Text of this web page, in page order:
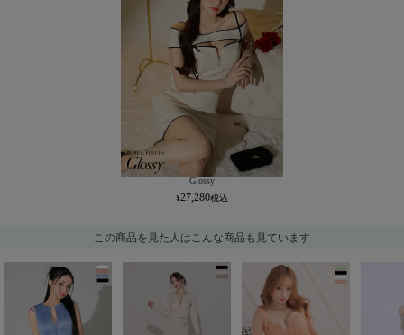
Glossy
27,280
この商品を見た人はこんな商品も見ています